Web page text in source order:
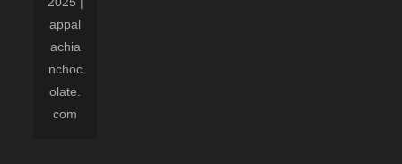
appal
achia
nchoc
olate.
com